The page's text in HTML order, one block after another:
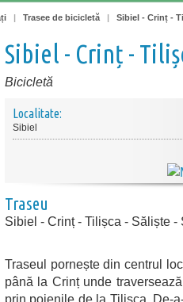
| Trasee de bicicletă | Sibiel - Crinț -
Sibiel - Crinț -
Bicicletă
Localitate:
Sibiel
Traseu
Sibiel - Crinț - Tilișca - Săliște -
Traseul pornește din centrul
până la Crinț unde
prin poienile de la Tilișca. De-